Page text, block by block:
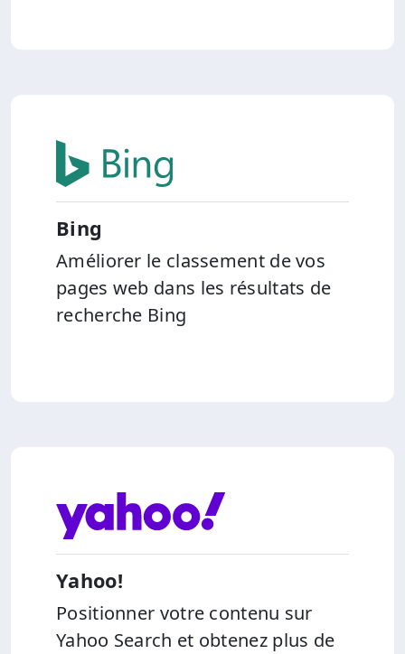
Bing
Améliorer le classement de vos
pages web dans les résultats de
recherche Bing
Yahoo!
Positionner votre contenu sur
Yahoo Search et obtenez plus de